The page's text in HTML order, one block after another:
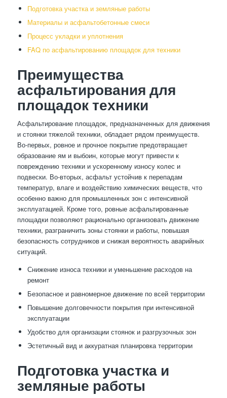
Подготовка участка и земляные работы
Материалы и асфальтобетонные смеси
Процесс укладки и уплотнения
FAQ по асфальтированию площадок для техники
Преимущества
асфальтирования для
площадок техники
Асфальтирование площадок, предназначенных для движения
и стоянки тяжелой техники, обладает рядом преимуществ.
Во-первых, ровное и прочное покрытие предотвращает
образование ям и выбоин, которые могут привести к
повреждению техники и ускоренному износу колес и
подвески. Во-вторых, асфальт устойчив к перепадам
температур, влаге и воздействию химических веществ, что
особенно важно для промышленных зон с интенсивной
эксплуатацией. Кроме того, ровные асфальтированные
площадки позволяют рационально организовать движение
техники, разграничить зоны стоянки и работы, повышая
безопасность сотрудников и снижая вероятность аварийных
ситуаций.
Снижение износа техники и уменьшение расходов на
ремонт
Безопасное и равномерное движение по всей территории
Повышение долговечности покрытия при интенсивной
эксплуатации
Удобство для организации стоянок и разгрузочных зон
Эстетичный вид и аккуратная планировка территории
Подготовка участка и
земляные работы